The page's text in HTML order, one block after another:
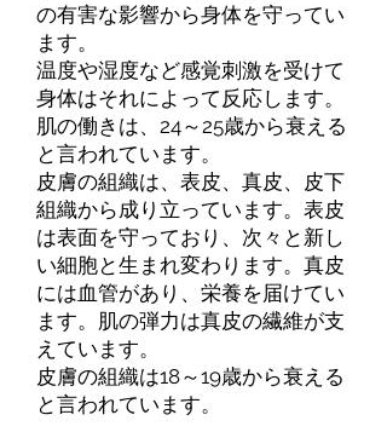
の有害な影響から身体を守ってい
ます。
温度や湿度など感覚刺激を受けて
身体はそれによって反応します。
肌の働きは、24～25歳から衰える
と言われています。
皮膚の組織は、表皮、真皮、皮下
組織から成り立っています。表皮
は表面を守っており、次々と新し
い細胞と生まれ変わります。真皮
には血管があり、栄養を届けてい
ます。肌の弾力は真皮の繊維が支
えています。
皮膚の組織は18～19歳から衰える
と言われています。